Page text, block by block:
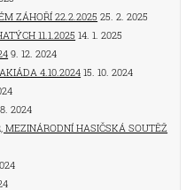
Záhoří 22.2.202525. 2. 2025
11.1.202514. 1. 2025
9. 12. 2024
4.10.202415. 10. 2024
2024
hasičská soutěž